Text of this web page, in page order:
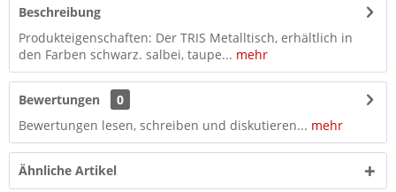
Beschreibung
Produkteigenschaften: Der TRIS Metalltisch, erhältlich in
den Farben schwarz. salbei, taupe... mehr
Bewertungen
0
Bewertungen lesen, schreiben und diskutieren... mehr
Ähnliche Artikel